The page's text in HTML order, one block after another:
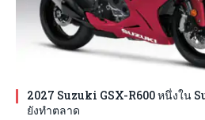
2027 Suzuki GSX-R600 หนึ่งใน
ยังทำตลาด